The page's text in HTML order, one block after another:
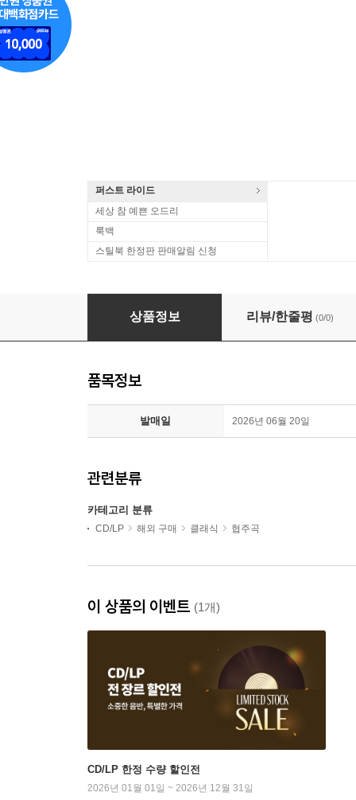
퍼스트 라이드
세상 참 예쁜 오드리
룩백
스틸북 한정판 판매알림 신청
시벨리우스: 바이올린 협주곡 (Sibelius:
상품정보 리뷰/한줄평 (0/0)
품목정보
발매일 2026년 06월 20일
관련분류
카테고리 분류
CD/LP 해외 구매 클래식 협주곡
이 상품의 이벤트 (1개)
CD/LP 한정 수량 할인전
2026년 01월 01일 ~ 2026년 12월 31일